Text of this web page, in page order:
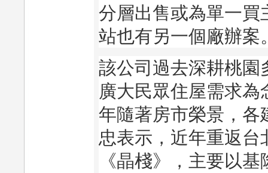
分層出售或為單一買
站也有另一個廠辦案
該公司過去深耕桃園
廣大民眾住屋需求
年隨著房市榮景，各
忠表示，近年重返台
《晶棧》，主要以